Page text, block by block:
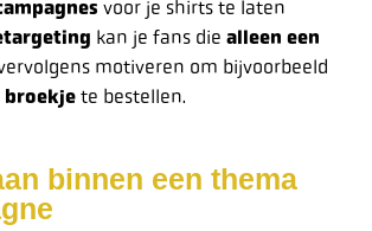
voor je shirts te laten
kan je fans die alleen een
motiveren om bijvoorbeeld
broekjete bestellen.
binnen een thema